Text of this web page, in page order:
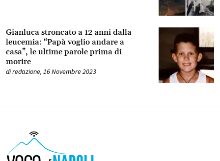
Gianluca stroncato a 12 anni dalla
leucemia: “Papà voglio andare a
casa”, le ultime parole prima di
morire
diredazione, 16 Novembre 2023